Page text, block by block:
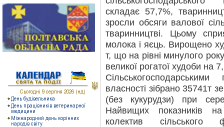
складає 57,7%,
зросли обсяги валової
тваринництві. Цьому
молока і яєць. Вирощено
т, що на рівні минулого
великої рогатої худоби на
власності зібрано 35741т
(без кукурудзи) при
Найвищих показників
колектив сільського